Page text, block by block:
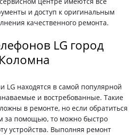
и доступ к оригинальным
качественного ремонта.
LG город
Коломна
LG находятся в самой популярной
и востребованные. Такие
в ремонте, но если обратиться
за помощью, то можно быстро
устройства. Выполняя ремонт